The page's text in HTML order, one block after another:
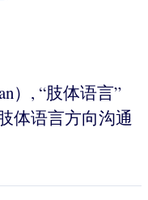
）, “肢体语言”
体语言方向沟通